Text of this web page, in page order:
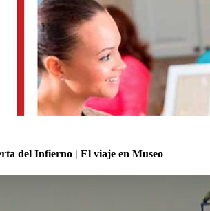
del Infierno | El viaje en Museo